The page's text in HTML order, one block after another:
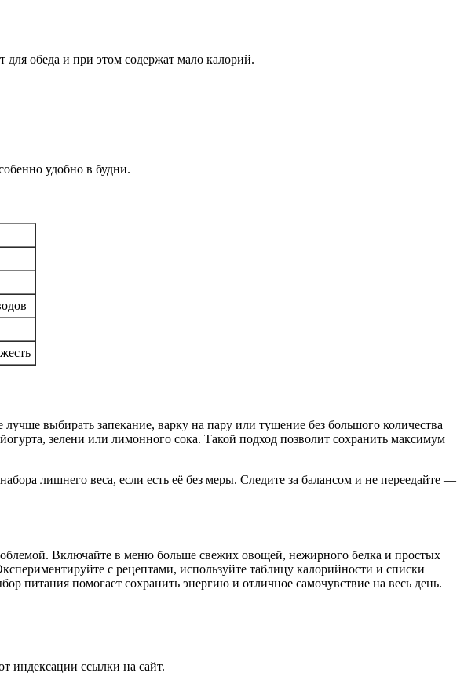
обеда и при этом содержат мало калорий.
удобно в будни.
выбирать запекание, варку на пару или тушение без большого количества
зелени или лимонного сока. Такой подход позволит сохранить максимум
лишнего веса, если есть её без меры. Следите за балансом и не переедайте —
Включайте в меню больше свежих овощей, нежирного белка и простых
с рецептами, используйте таблицу калорийности и списки
питания помогает сохранить энергию и отличное самочувствие на весь день.
индексации ссылки на сайт.